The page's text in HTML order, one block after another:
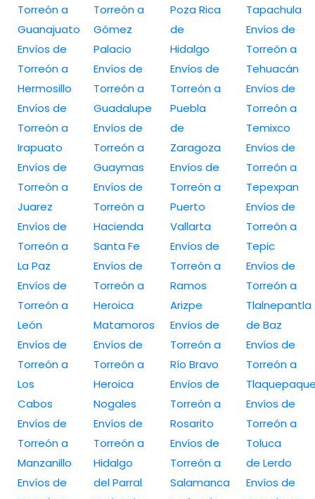
Torreón a
Guanajuato
Envíos de
Torreón a
Hermosillo
Envíos de
Torreón a
Irapuato
Envíos de
Torreón a
Juarez
Envíos de
Torreón a
La Paz
Envíos de
Torreón a
León
Envíos de
Torreón a
Los
Cabos
Envíos de
Torreón a
Manzanillo
Envíos de
Torreón a
Gómez
Palacio
Envíos de
Torreón a
Guadalupe
Envíos de
Torreón a
Guaymas
Envíos de
Torreón a
Hacienda
Santa Fe
Envíos de
Torreón a
Heroica
Matamoros
Envíos de
Torreón a
Heroica
Nogales
Envíos de
Torreón a
Hidalgo
del Parral
Poza Rica
de
Hidalgo
Envíos de
Torreón a
Puebla
de
Zaragoza
Envíos de
Torreón a
Puerto
Vallarta
Envíos de
Torreón a
Ramos
Arizpe
Envíos de
Torreón a
Río Bravo
Envíos de
Torreón a
Rosarito
Envíos de
Torreón a
Salamanca
Tapachula
Envíos de
Torreón a
Tehuacán
Envíos de
Torreón a
Temixco
Envíos de
Torreón a
Tepexpan
Envíos de
Torreón a
Tepic
Envíos de
Torreón a
Tlalnepantla
de Baz
Envíos de
Torreón a
Envíos de
Torreón a
Toluca
de Lerdo
Envíos de